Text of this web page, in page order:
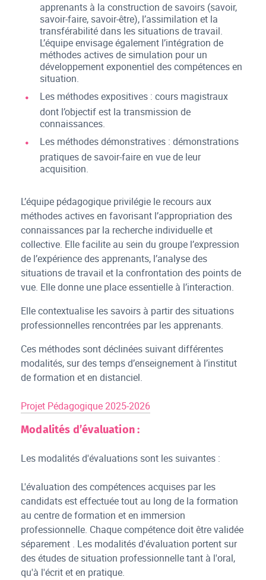
apprenants à la construction de savoirs (savoir,
savoir-faire, savoir-être), l’assimilation et la
transférabilité dans les situations de travail.
L’équipe envisage également l’intégration de
méthodes actives de simulation pour un
développement exponentiel des compétences en
situation.
Les méthodes expositives : cours magistraux
dont l’objectif est la transmission de
connaissances.
Les méthodes démonstratives : démonstrations
pratiques de savoir-faire en vue de leur
acquisition.
L’équipe pédagogique privilégie le recours aux
méthodes actives en favorisant l’appropriation des
connaissances par la recherche individuelle et
collective. Elle facilite au sein du groupe l’expression
de l’expérience des apprenants, l’analyse des
situations de travail et la confrontation des points de
vue. Elle donne une place essentielle à l’interaction.
Elle contextualise les savoirs à partir des situations
professionnelles rencontrées par les apprenants.
Ces méthodes sont déclinées suivant différentes
modalités, sur des temps d’enseignement à l’institut
de formation et en distanciel.
Projet Pédagogique 2025-2026
Modalités d’évaluation :
Les modalités d'évaluations sont les suivantes :
L'évaluation des compétences acquises par les
candidats est effectuée tout au long de la formation
au centre de formation et en immersion
professionnelle. Chaque compétence doit être validée
séparement . Les modalités d'évaluation portent sur
des études de situation professionnelle tant à l'oral,
qu'à l'écrit et en pratique.